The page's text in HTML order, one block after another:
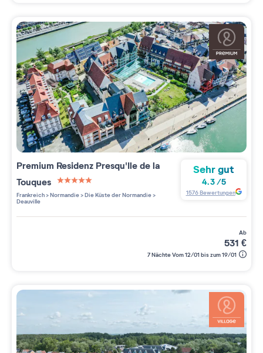
Premium Residenz Presqu'Ile de la
Touques
5 étoiles sur 5
Frankreich>Normandie>Die Küste der Normandie>
Deauville
Sehr gut
4.3/5
1576Bewertungen
ab
531 €
7 Nächte Vom 12/01 bis zum 19/01